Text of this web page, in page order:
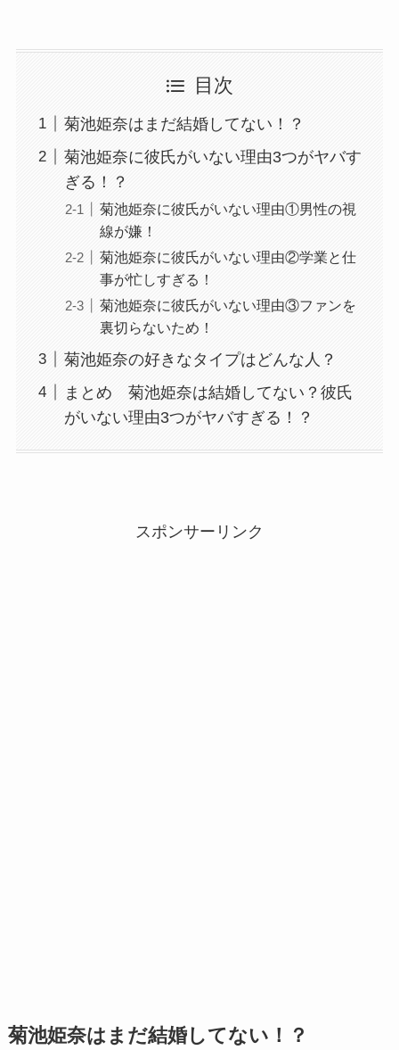
目次
菊池姫奈はまだ結婚してない！？
菊池姫奈に彼氏がいない理由3つがヤバす
ぎる！？
菊池姫奈に彼氏がいない理由①男性の視
線が嫌！
菊池姫奈に彼氏がいない理由②学業と仕
事が忙しすぎる！
菊池姫奈に彼氏がいない理由③ファンを
裏切らないため！
菊池姫奈の好きなタイプはどんな人？
まとめ 菊池姫奈は結婚してない？彼氏
がいない理由3つがヤバすぎる！？
スポンサーリンク
菊池姫奈はまだ結婚してない！？